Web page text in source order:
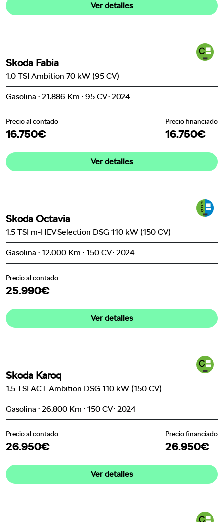
Ver detalles
Skoda Fabia
1.0 TSI Ambition 70 kW (95 CV)
Gasolina · 21.886 Km · 95 CV · 2024
Precio al contado
16.750€
Precio financiado
16.750€
Ver detalles
Skoda Octavia
1.5 TSI m-HEV Selection DSG 110 kW (150 CV)
Gasolina · 12.000 Km · 150 CV · 2024
Precio al contado
25.990€
Ver detalles
Skoda Karoq
1.5 TSI ACT Ambition DSG 110 kW (150 CV)
Gasolina · 26.800 Km · 150 CV · 2024
Precio al contado
26.950€
Precio financiado
26.950€
Ver detalles